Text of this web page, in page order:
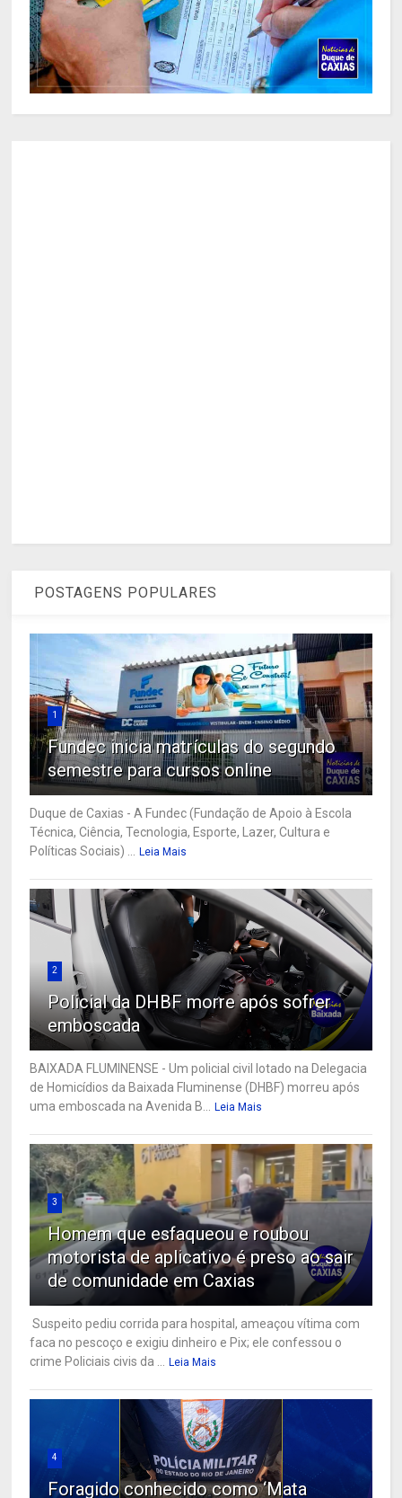
POSTAGENS POPULARES
1
Fundec inicia matrículas do segundo
semestre para cursos online
Duque de Caxias - A Fundec (Fundação de Apoio à Escola
Técnica, Ciência, Tecnologia, Esporte, Lazer, Cultura e
Políticas Sociais) ...
Leia Mais
2
Policial da DHBF morre após sofrer
emboscada
BAIXADA FLUMINENSE - Um policial civil lotado na Delegacia
de Homicídios da Baixada Fluminense (DHBF) morreu após
uma emboscada na Avenida B...
Leia Mais
3
Homem que esfaqueou e roubou
motorista de aplicativo é preso ao sair
de comunidade em Caxias
Suspeito pediu corrida para hospital, ameaçou vítima com
faca no pescoço e exigiu dinheiro e Pix; ele confessou o
crime Policiais civis da ...
Leia Mais
4
Foragido conhecido como ‘Mata